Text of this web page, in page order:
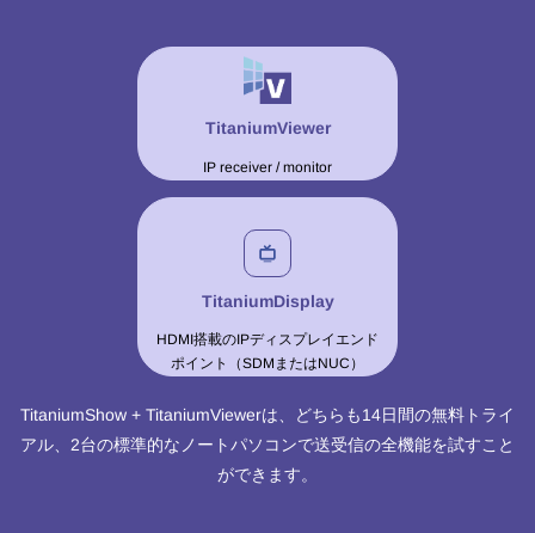
TitaniumViewer
IP receiver / monitor
TitaniumDisplay
HDMI搭載のIPディスプレイエンド
ポイント（SDMまたはNUC）
TitaniumShow + TitaniumViewerは、どちらも14日間の無料トライ
アル、2台の標準的なノートパソコンで送受信の全機能を試すこと
ができます。